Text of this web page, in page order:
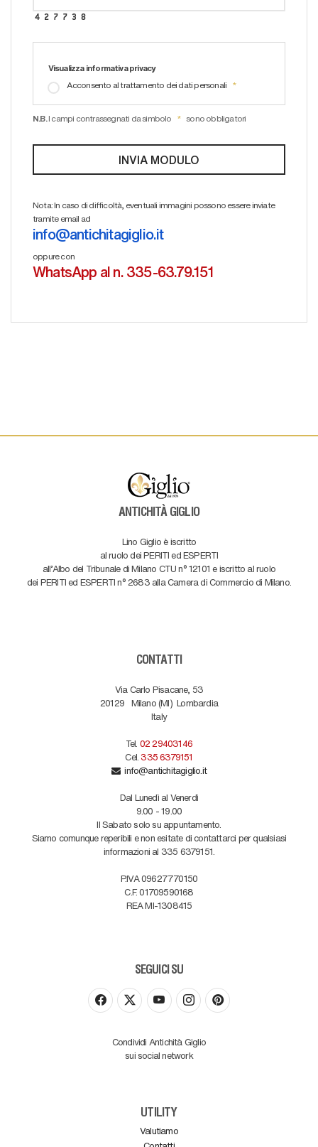
Visualizza informativa privacy
Acconsento al trattamento dei dati personali
N.B. I campi contrassegnati da simbolo sono obbligatori
Nota: In caso di difficoltà, eventuali immagini possono essere inviate
tramite email ad
info@antichitagiglio.it
oppure con
WhatsApp al n. 335-63.79.151
ANTICHITÀ GIGLIO
Lino Giglio è iscritto
al ruolo dei PERITI ed ESPERTI
all'Albo del Tribunale di Milano CTU n° 12101 e iscritto al ruolo
dei PERITI ed ESPERTI n° 2683 alla Camera di Commercio di Milano.
CONTATTI
Via Carlo Pisacane, 53
20129 Milano (MI) Lombardia
Italy
Tel. 02 29403146
Cel. 335 6379151
info@antichitagiglio.it
Dal Lunedì al Venerdì
9.00 - 19.00
Il Sabato solo su appuntamento.
Siamo comunque reperibili e non esitate di contattarci per qualsiasi
informazioni al 335 6379151.
P.IVA 09627770150
C.F. 01709590168
REA MI-1308415
SEGUICI SU
Condividi Antichità Giglio
sui social network
UTILITY
Valutiamo